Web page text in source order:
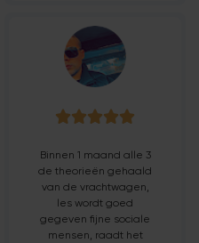

Binnen 1 maand alle 3
de theorieën gehaald
van de vrachtwagen,
les wordt goed
gegeven fijne sociale
mensen, raadt het